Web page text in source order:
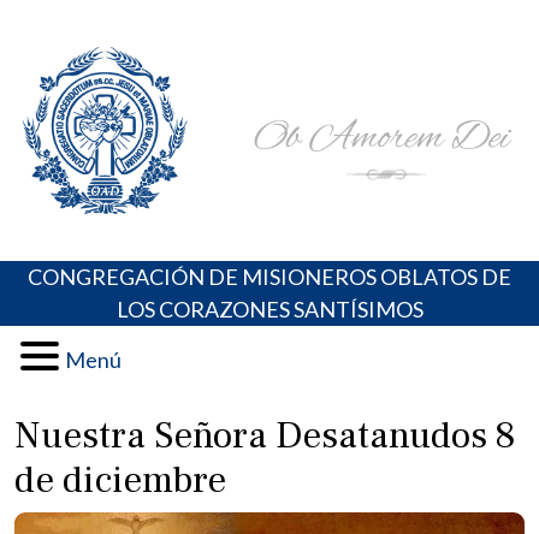
content
Portal de los Padres Oblatos. Advocaciones Marianas,
Oraciones, Música religiosa y más
CONGREGACIÓN DE MISIONEROS OBLATOS DE
LOS CORAZONES SANTÍSIMOS
Menú
Nuestra Señora Desatanudos 8
de diciembre